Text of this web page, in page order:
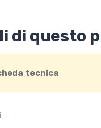
di questo
tecnica